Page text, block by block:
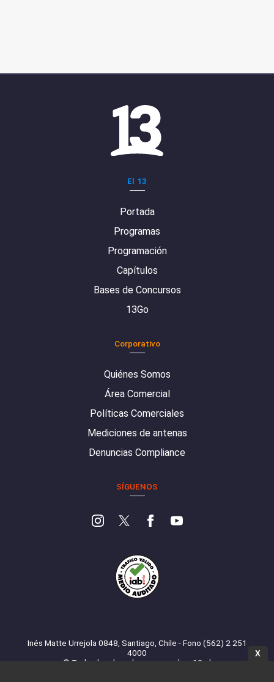
El 13
Portada
Programas
Programación
Capítulos
Bases de Concursos
13Go
Corporativo
Quiénes Somos
Área Comercial
Políticas Comerciales
Mediciones de antenas
Denuncias Compliance
SÍGUENOS
Inés Matte Urrejola 0848, Santiago, Chile - Fono (562) 2 251
4000
© Todos los derechos reservados. 13.cl
X